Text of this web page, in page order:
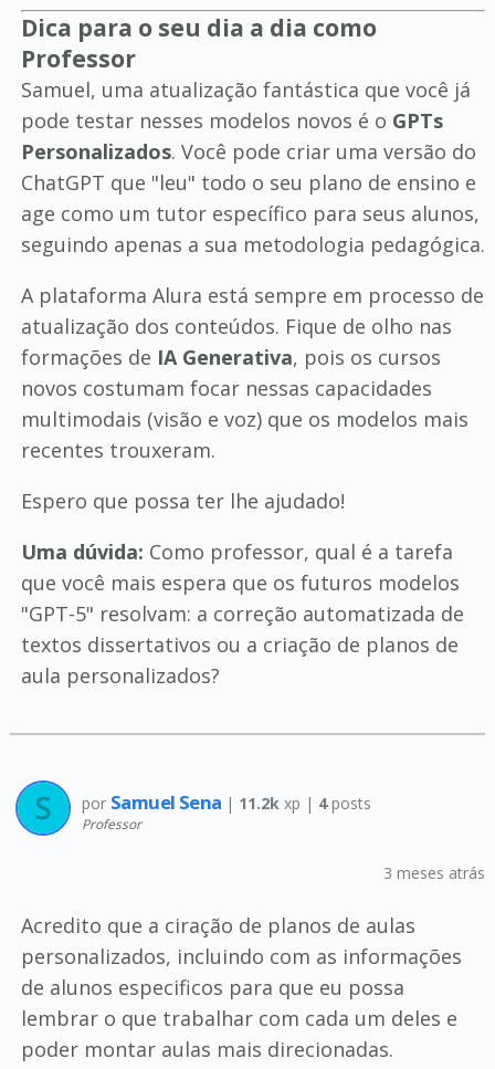
Dica para o seu dia a dia como
Professor
Samuel, uma atualização fantástica que você já
pode testar nesses modelos novos é o GPTs
Personalizados. Você pode criar uma versão do
ChatGPT que "leu" todo o seu plano de ensino e
age como um tutor específico para seus alunos,
seguindo apenas a sua metodologia pedagógica.
A plataforma Alura está sempre em processo de
atualização dos conteúdos. Fique de olho nas
formações de IA Generativa, pois os cursos
novos costumam focar nessas capacidades
multimodais (visão e voz) que os modelos mais
recentes trouxeram.
Espero que possa ter lhe ajudado!
Uma dúvida: Como professor, qual é a tarefa
que você mais espera que os futuros modelos
"GPT-5" resolvam: a correção automatizada de
textos dissertativos ou a criação de planos de
aula personalizados?
por Samuel Sena | 11.2k xp | 4posts
Professor
3 meses atrás
Acredito que a ciração de planos de aulas
personalizados, incluindo com as informações
de alunos especificos para que eu possa
lembrar o que trabalhar com cada um deles e
poder montar aulas mais direcionadas.